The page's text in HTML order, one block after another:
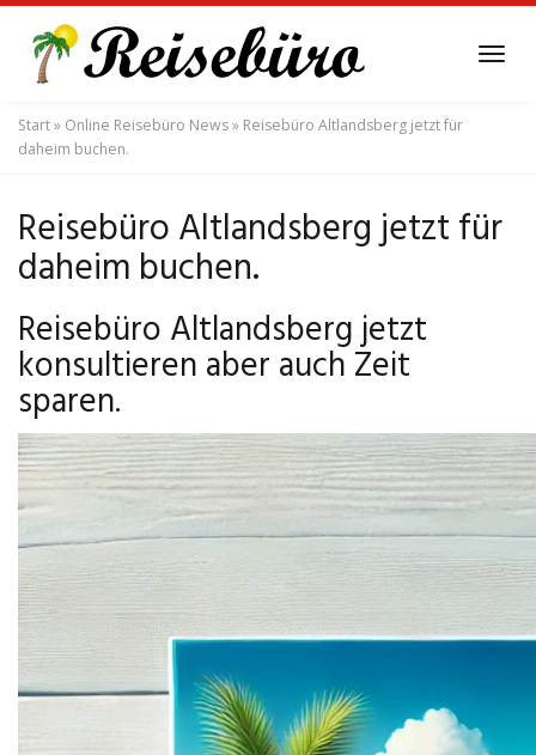
main
content
Start» Online Reisebüro News» Reisebüro Altlandsberg jetzt für
daheim buchen.
Reisebüro Altlandsberg jetzt für
daheim buchen.
Reisebüro Altlandsberg jetzt
konsultieren aber auch Zeit
sparen.